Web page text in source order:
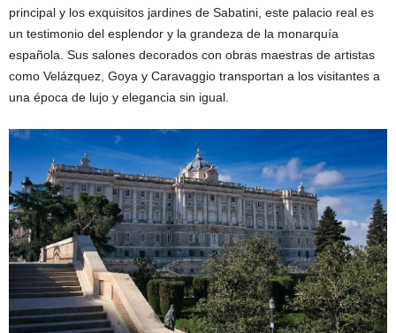
principal y los exquisitos jardines de Sabatini, este palacio real es
un testimonio del esplendor y la grandeza de la monarquía
española. Sus salones decorados con obras maestras de artistas
como Velázquez, Goya y Caravaggio transportan a los visitantes a
una época de lujo y elegancia sin igual.